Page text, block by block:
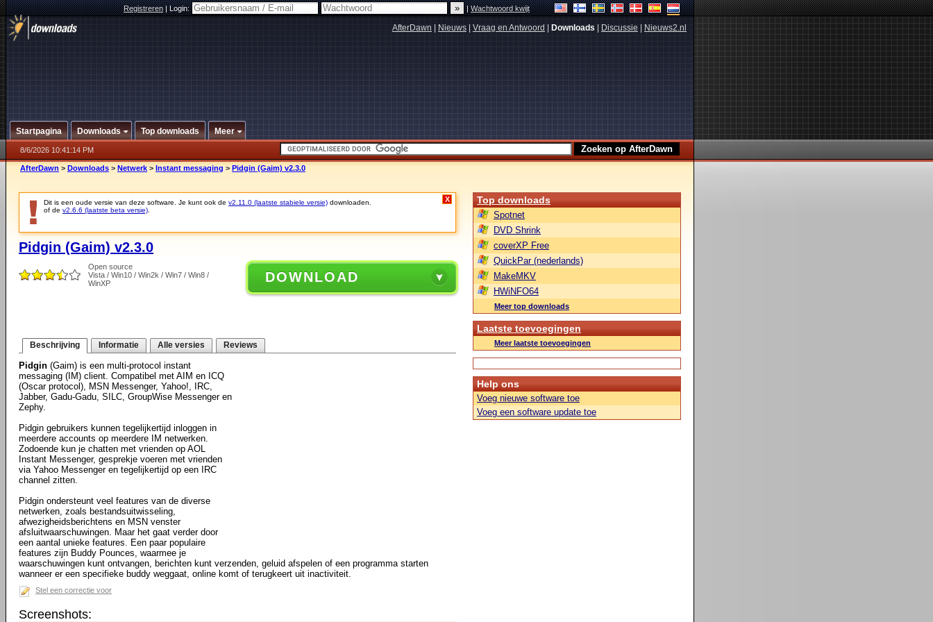
Registreren|Login: |Wachtwoord kwijt
AfterDawn Nieuws Vraag en Antwoord Downloads Discussie Nieuws2.nl
Startpagina Downloads Top downloads Meer
8/6/2026 10:41:14 PM
AfterDawn > Downloads > Netwerk > Instant messaging > Pidgin (Gaim) v2.3.0
Dit is een oude versie van deze software. Je kunt ook de v2.11.0 (laatste stabiele versie) downloaden.
of de v2.6.6 (laatste beta versie)
X
Pidgin (Gaim) v2.3.0
Open source
Vista / Win10 / Win2k / Win7 / Win8 /
WinXP
DOWNLOAD
Beschrijving Informatie Alle versies Reviews
Pidgin (Gaim) is een multi-protocol instant
messaging (IM) client. Compatibel met AIM en ICQ
(Oscar protocol), MSN Messenger, Yahoo!, IRC,
Jabber, Gadu-Gadu, SILC, GroupWise Messenger en
Zephy.
Pidgin gebruikers kunnen tegelijkertijd inloggen in
meerdere accounts op meerdere IM netwerken.
Zodoende kun je chatten met vrienden op AOL
Instant Messenger, gesprekje voeren met vrienden
via Yahoo Messenger en tegelijkertijd op een IRC
channel zitten.
Pidgin ondersteunt veel features van de diverse
netwerken, zoals bestandsuitwisseling,
afwezigheidsberichtens en MSN venster
afsluitwaarschuwingen. Maar het gaat verder door
een aantal unieke features. Een paar populaire
features zijn Buddy Pounces, waarmee je
waarschuwingen kunt ontvangen, berichten kunt verzenden, geluid afspelen of een programma starten
wanneer er een specifieke buddy weggaat, online komt of terugkeert uit inactiviteit.
Stel een correctie voor
Screenshots:
Top downloads
Spotnet
DVD Shrink
coverXP Free
QuickPar (nederlands)
MakeMKV
HWiNFO64
Meer top downloads
Laatste toevoegingen
Meer laatste toevoegingen
Help ons
Voeg nieuwe software toe
Voeg een software update toe